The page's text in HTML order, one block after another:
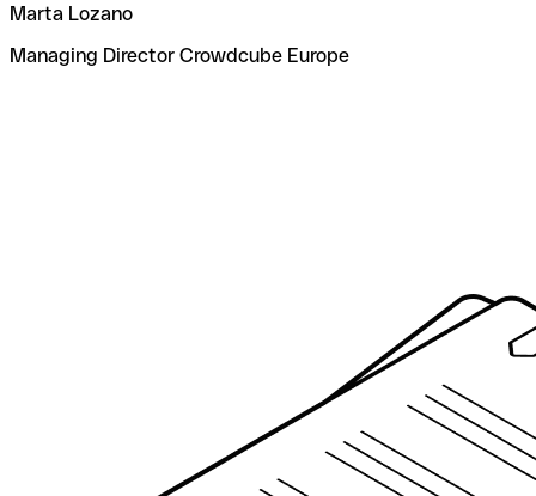
Marta Lozano
Managing Director Crowdcube Europe